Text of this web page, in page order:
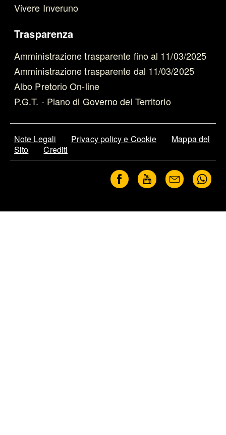
Vivere Inveruno
Trasparenza
Amministrazione trasparente fino al 11/03/2025
Amministrazione trasparente dal 11/03/2025
Albo Pretorio On-line
P.G.T. - Piano di Governo del Territorio
Note Legali Privacy policy e Cookie
Mappa del
Sito
Crediti
FacebookYoutube